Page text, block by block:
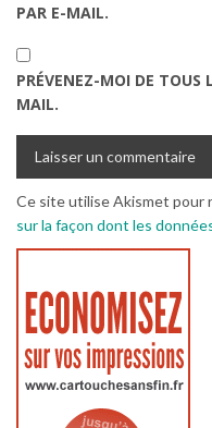
PAR E-MAIL.
PRÉVENEZ-MOI DE TOUS
MAIL.
Ce site utilise Akismet pour
sur la façon dont les